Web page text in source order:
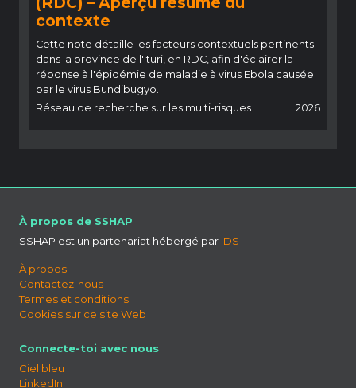
contexte
Cette note détaille les facteurs contextuels pertinents
dans la province de l'Ituri, en RDC, afin d'éclairer la
réponse à l'épidémie de maladie à virus Ebola causée
par le virus Bundibugyo.
Réseau de recherche sur les multi-risques
2026
À propos de SSHAP
SSHAP est un partenariat hébergé par IDS
À propos
Contactez-nous
Termes et conditions
Cookies sur ce site Web
Connecte-toi avec nous
Ciel bleu
LinkedIn